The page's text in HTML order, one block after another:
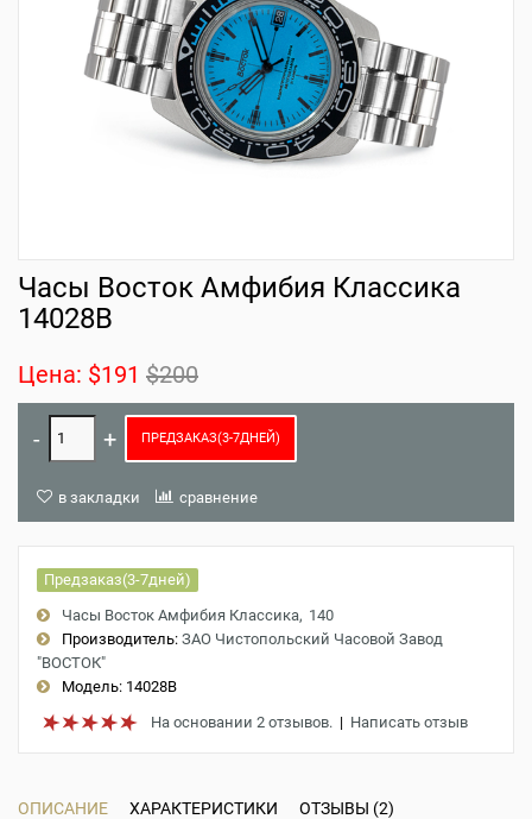
Часы Восток Амфибия Классика
14028B
Цена: $191 $200
ПРЕДЗАКАЗ(3-7ДНЕЙ)
в закладки сравнение
Предзаказ(3-7дней)
Часы Восток Амфибия Классика 140
Производитель: ЗАО Чистопольский Часовой Завод
"ВОСТОК"
Модель: 14028B
На основании 2 отзывов. | Написать отзыв
ОПИСАНИЕ ХАРАКТЕРИСТИКИ ОТЗЫВЫ (2)